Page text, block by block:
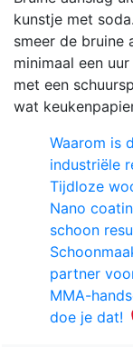
kunstje met
smeer de bruine
minimaal een
met een
wat
Waarom is
industriële
Tijdloze
Nano
schoon
partner
MMA-
doe je dat!